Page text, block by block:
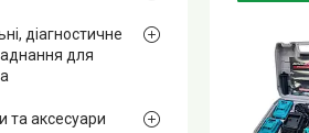
діагностичне
для
та аксесуари